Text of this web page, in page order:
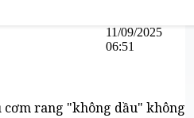
11/09/2025
06:51
cơm rang "không dầu" không